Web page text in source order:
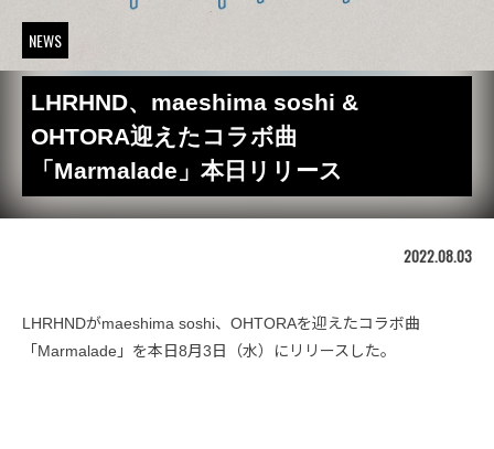
NEWS
LHRHND、maeshima soshi &
OHTORA迎えたコラボ曲
「Marmalade」本日リリース
2022.08.03
LHRHNDがmaeshima soshi、OHTORAを迎えたコラボ曲
「Marmalade」を本日8月3日（水）にリリースした。